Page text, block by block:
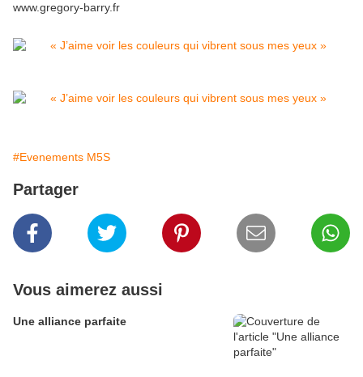
www.gregory-barry.fr
#Evenements M5S
Partager
Vous aimerez aussi
Une alliance parfaite